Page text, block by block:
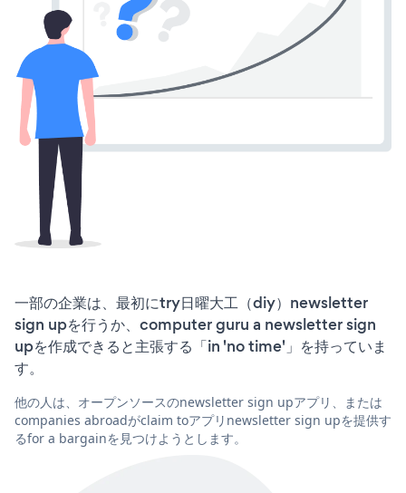
一部の企業は、最初にtry日曜大工（diy）newsletter
sign upを行うか、computer guru a newsletter sign
upを作成できると主張する「in 'no time'」を持っていま
す。
他の人は、オープンソースのnewsletter sign upアプリ、または
companies abroadがclaim toアプリnewsletter sign upを提供す
るfor a bargainを見つけようとします。